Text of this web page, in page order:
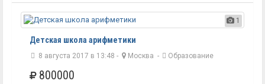
1
Детская школа арифметики
8 августа 2017 в 13:48 - Москва - Образование
800000